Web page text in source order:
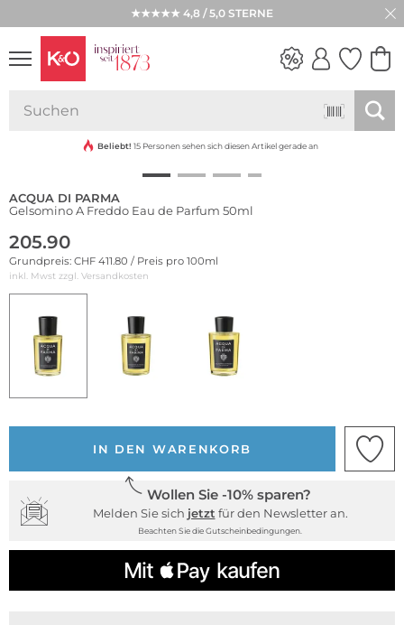
★★★★★ 4,8 / 5,0 STERNE
VIBES
Beliebt! 15 Personen sehen sich diesen Artikel gerade an
ACQUA DI PARMA
Gelsomino A Freddo Eau de Parfum 50ml
205.90
Grundpreis: CHF 411.80 / Preis pro 100ml
inkl. Mwst zzgl. Versandkosten
IN DEN WARENKORB
Wollen Sie -10% sparen?
Melden Sie sich jetzt für den Newsletter an.
Beachten Sie die Gutscheinbedingungen.